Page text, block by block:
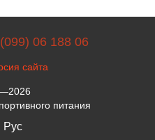
(099) 06 188 06
сайта
питания
Рус